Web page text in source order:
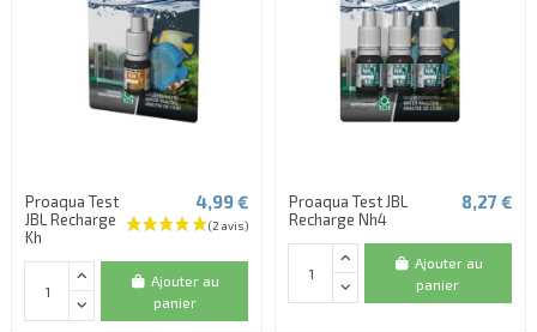
Proaqua Test
JBL Recharge
Kh
4,99 €
Ajouter au
panier
Proaqua Test JBL
Recharge Nh4
8,27 €
Ajouter au
panier